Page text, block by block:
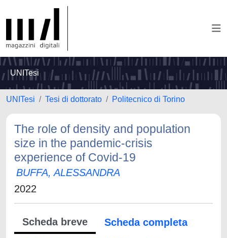
UNITesi
UNITesi Tesi di dottorato Politecnico di Torino
The role of density and population
size in the pandemic-crisis
experience of Covid-19
BUFFA, ALESSANDRA
2022
Scheda breve
Scheda completa